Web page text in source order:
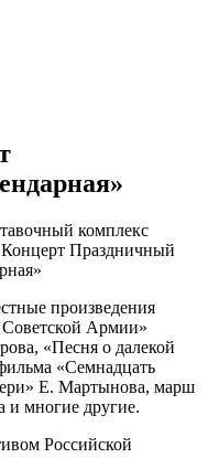
комплекс
Праздничный
произведения
Советской Армии»
«Песня о далекой
«Семнадцать
Е. Мартынова, марш
многие другие.
Российской